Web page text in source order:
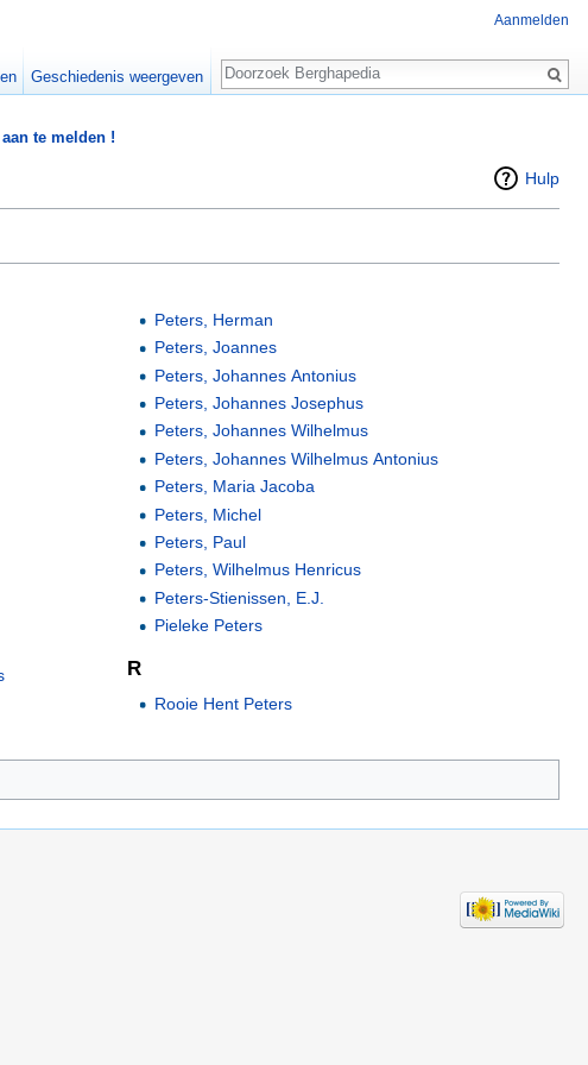
te melden !
Hulp
Peters, Herman
Peters, Joannes
Peters, Johannes Antonius
Peters, Johannes Josephus
Peters, Johannes Wilhelmus
Peters, Johannes Wilhelmus Antonius
Peters, Maria Jacoba
Peters, Michel
Peters, Paul
Peters, Wilhelmus Henricus
Peters-Stienissen, E.J.
Pieleke Peters
R
Rooie Hent Peters
Aanmelden
Geschiedenis weergeven
Zoeken